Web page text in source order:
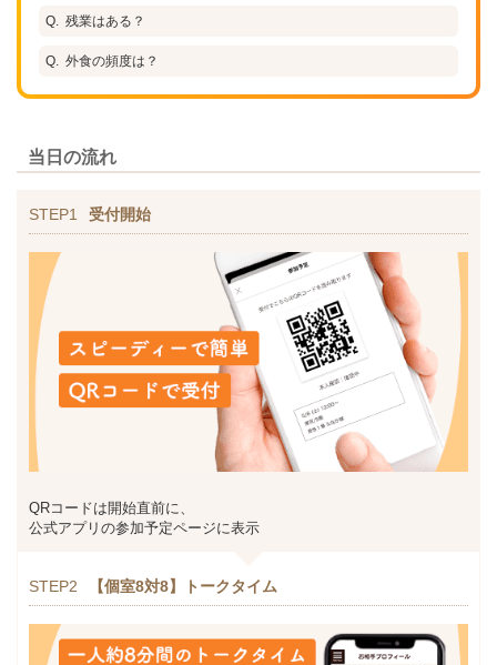
残業はある？
外食の頻度は？
当日の流れ
STEP1 受付開始
QRコードは開始直前に、
公式アプリの参加予定ページに表示
STEP2 【個室8対8】トークタイム